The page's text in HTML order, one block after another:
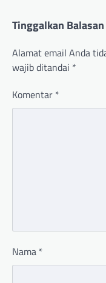
Tinggalkan Balasan
Alamat email Anda
wajib ditandai *
Komentar *
Nama *